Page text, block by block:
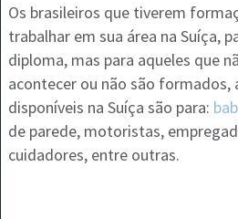
Os brasileiros que tiverem
trabalhar em sua área na Suíça,
diploma, mas para aqueles que
acontecer ou não são formados,
disponíveis na Suíça são para:
de parede, motoristas,
cuidadores, entre outras.